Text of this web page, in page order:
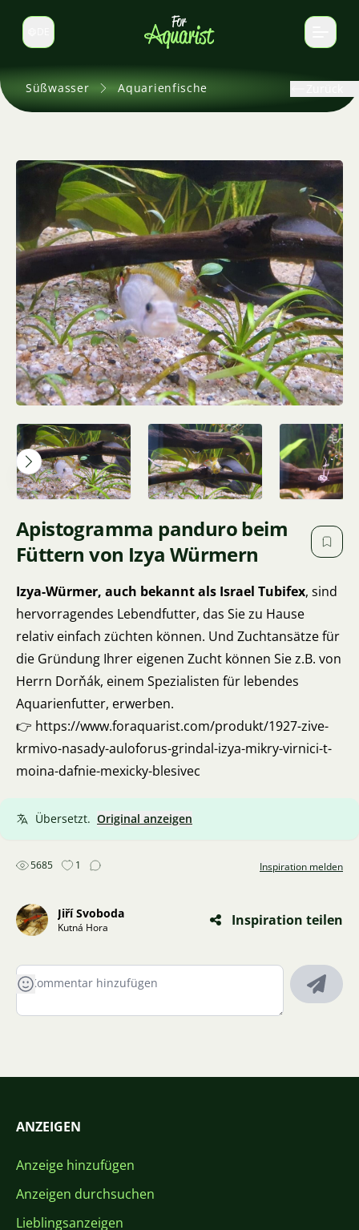
Sprache wechseln
Süßwasser Aquarienfische
Apistogramma panduro beim
Füttern von Izya Würmern
Izya-Würmer, auch bekannt als Israel Tubifex, sind
hervorragendes Lebendfutter, das Sie zu Hause
relativ einfach züchten können. Und Zuchtansätze für
die Gründung Ihrer eigenen Zucht können Sie z.B. von
Herrn Dorňák, einem Spezialisten für lebendes
Aquarienfutter, erwerben.
👉 https://www.foraquarist.com/produkt/1927-zive-
krmivo-nasady-auloforus-grindal-izya-mikry-virnici-t-
moina-dafnie-mexicky-blesivec
Übersetzt. Original anzeigen
5685 1 Inspiration melden
Jiří Svoboda
Kutná Hora Inspiration teilen
ANZEIGEN
Anzeige hinzufügen
Anzeigen durchsuchen
Lieblingsanzeigen